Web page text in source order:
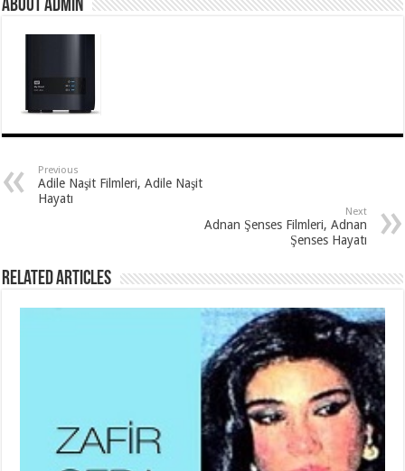
About Admin
Previous
Adile Naşit Filmleri, Adile Naşit
Hayatı
Next
Adnan Şenses Filmleri, Adnan
Şenses Hayatı
Related Articles